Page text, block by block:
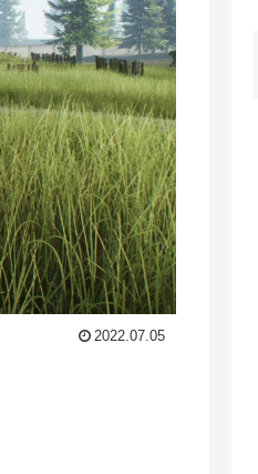
2022.07.05